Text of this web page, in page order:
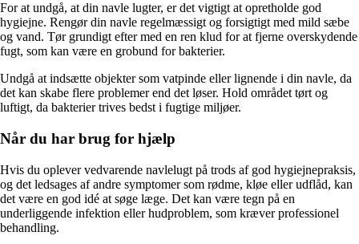
For at undgå, at din navle lugter, er det vigtigt at opretholde god
hygiejne. Rengør din navle regelmæssigt og forsigtigt med mild sæbe
og vand. Tør grundigt efter med en ren klud for at fjerne overskydende
fugt, som kan være en grobund for bakterier.
Undgå at indsætte objekter som vatpinde eller lignende i din navle, da
det kan skabe flere problemer end det løser. Hold området tørt og
luftigt, da bakterier trives bedst i fugtige miljøer.
Når du har brug for hjælp
Hvis du oplever vedvarende navlelugt på trods af god hygiejnepraksis,
og det ledsages af andre symptomer som rødme, kløe eller udflåd, kan
det være en god idé at søge læge. Det kan være tegn på en
underliggende infektion eller hudproblem, som kræver professionel
behandling.